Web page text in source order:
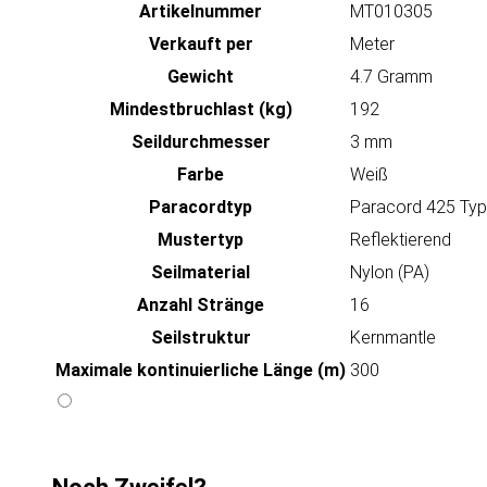
Artikeln‌ummer
MT010305
Verkauft per
Meter
Gewicht
4.7 Gramm
Mindestbruchlast (kg)
192
Seildurchmesser
3 mm
Farbe
Weiß
Paracordtyp
Paracord 425
Mustertyp
Reflektierend
Seilmaterial
Nylon (PA)
Anzahl Stränge
16
Seilstruktur
Kernmantle
Maximale kontinuierliche Länge (m) 300